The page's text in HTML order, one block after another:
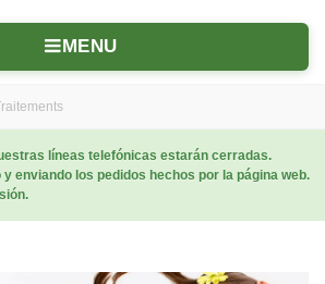
MENU
líneas telefónicas estarán cerradas.
enviando los pedidos hechos por la página web.